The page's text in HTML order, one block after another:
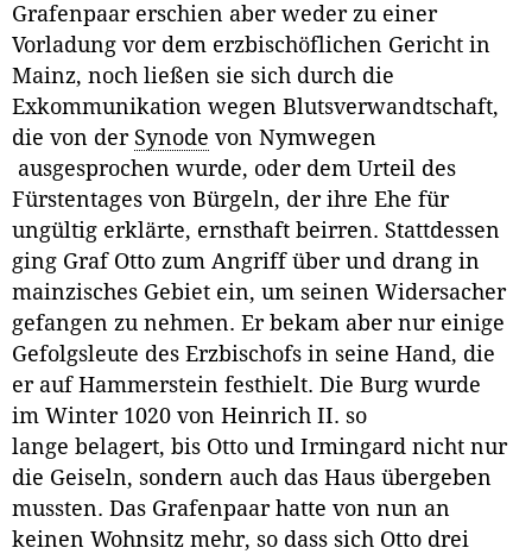
Grafenpaar erschien aber weder zu einer
Vorladung vor dem erzbischöflichen Gericht in
Mainz, noch ließen sie sich durch die
Exkommunikation wegen Blutsverwandtschaft,
die von der Synode von Nymwegen
ausgesprochen wurde, oder dem Urteil des
Fürstentages von Bürgeln, der ihre Ehe für
ungültig erklärte, ernsthaft beirren. Stattdessen
ging Graf Otto zum Angriff über und drang in
mainzisches Gebiet ein, um seinen Widersacher
gefangen zu nehmen. Er bekam aber nur einige
Gefolgsleute des Erzbischofs in seine Hand, die
er auf Hammerstein festhielt. Die Burg wurde
im Winter 1020 von Heinrich II. so
lange belagert, bis Otto und Irmingard nicht nur
die Geiseln, sondern auch das Haus übergeben
mussten. Das Grafenpaar hatte von nun an
keinen Wohnsitz mehr, so dass sich Otto drei